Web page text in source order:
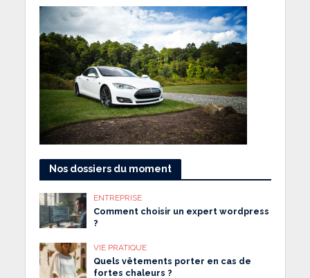
Nos dossiers du moment
ENTREPRISE
Comment choisir un expert wordpress
?
VIE PRATIQUE
Quels vêtements porter en cas de
fortes chaleurs ?